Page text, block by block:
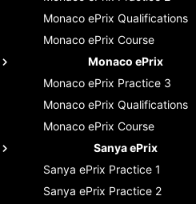
Monaco ePrix Qualifications
Monaco ePrix Course
Monaco ePrix
Monaco ePrix Practice 3
Monaco ePrix Qualifications
Monaco ePrix Course
Sanya ePrix
Sanya ePrix Practice 1
Sanya ePrix Practice 2